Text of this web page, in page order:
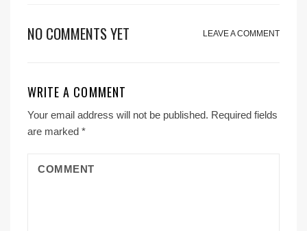
NO COMMENTS YET LEAVE A COMMENT
WRITE A COMMENT
Your email address will not be published. Required fields
are marked *